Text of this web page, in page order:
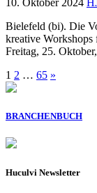
10. Oktober 2024
Bielefeld (bi). Die
kreative
Freitag, 25.
der
Beiträge
1 2 … 65 »
BRANCHENBUCH
Huculvi Newsletter